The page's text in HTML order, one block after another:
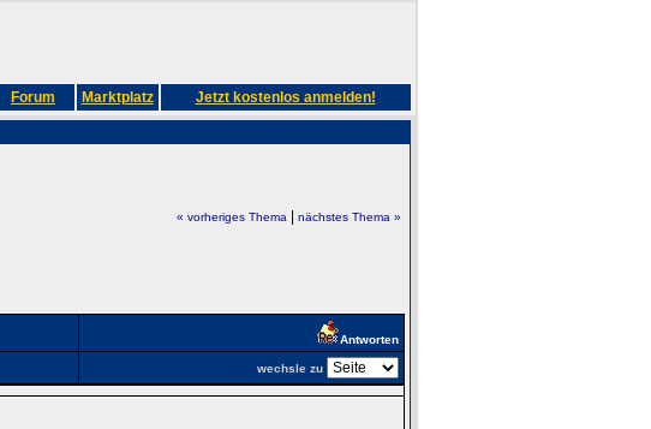
Forum Marktplatz Jetzt kostenlos anmelden!
« vorheriges Thema| nächstes Thema »
Antworten
wechsle zu